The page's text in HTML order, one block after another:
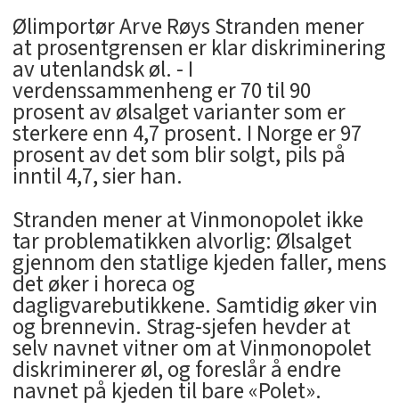
Ølimportør Arve Røys Stranden mener
at prosentgrensen er klar diskriminering
av utenlandsk øl. - I
verdenssammenheng er 70 til 90
prosent av ølsalget varianter som er
sterkere enn 4,7 prosent. I Norge er 97
prosent av det som blir solgt, pils på
inntil 4,7, sier han.
Stranden mener at Vinmonopolet ikke
tar problematikken alvorlig: Ølsalget
gjennom den statlige kjeden faller, mens
det øker i horeca og
dagligvarebutikkene. Samtidig øker vin
og brennevin. Strag-sjefen hevder at
selv navnet vitner om at Vinmonopolet
diskriminerer øl, og foreslår å endre
navnet på kjeden til bare «Polet».